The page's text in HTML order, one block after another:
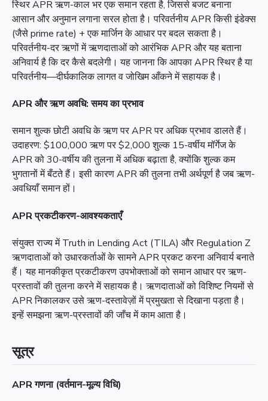
स्थिर APR ऋण-काल भर एक समान रहता है, जिससे बजट बनाना
आसान और अनुमान लगाना सरल होता है। परिवर्तनीय APR किसी इंडेक्स
(जैसे prime rate) + एक मार्जिन के आधार पर बदल सकता है।
परिवर्तनीय-दर ऋणों में ऋणदाताओं को आरंभिक APR और यह बताना
अनिवार्य है कि दर कैसे बदलेगी। यह जानना कि आपका APR स्थिर है या
परिवर्तनीय—दीर्घकालिक लागत व जोखिम आँकने में सहायक है।
APR और ऋण अवधि: समय का प्रभाव
समान शुल्क छोटी अवधि के ऋण पर APR पर अधिक प्रभाव डालते हैं।
उदाहरण: $100,000 ऋण पर $2,000 शुल्क 15-वर्षीय मॉर्गेज के
APR को 30-वर्षीय की तुलना में अधिक बढ़ाता है, क्योंकि शुल्क कम
भुगतानों में बँटते हैं। इसी कारण APR की तुलना तभी अर्थपूर्ण है जब ऋण-
अवधियाँ समान हों।
APR प्रकटीकरण-आवश्यकताएँ
संयुक्त राज्य में Truth in Lending Act (TILA) और Regulation Z
ऋणदाताओं को उधारकर्ताओं के सामने APR प्रकट करना अनिवार्य बनाते
हैं। यह मानकीकृत प्रकटीकरण उपभोक्ताओं को समान आधार पर ऋण-
प्रस्तावों की तुलना करने में सहायक है। ऋणदाताओं को विशिष्ट नियमों से
APR निकालकर उसे ऋण-दस्तावेज़ों में प्रमुखता से दिखाना पड़ता है।
इन्हें समझना ऋण-प्रस्तावों की जाँच में काम आता है।
सूत्र
APR गणना (वर्तमान-मूल्य विधि)